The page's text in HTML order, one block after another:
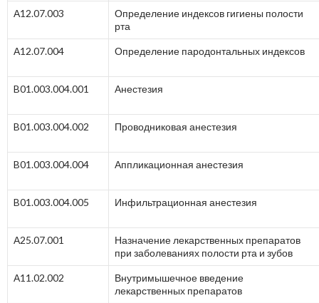
А12.07.003
Определение индексов гигиены полости
рта
А12.07.004 Определение пародонтальных индексов
B01.003.004.001 Анестезия
B01.003.004.002 Проводниковая анестезия
B01.003.004.004 Аппликационная анестезия
B01.003.004.005 Инфильтрационная анестезия
А25.07.001
Назначение лекарственных препаратов
при заболеваниях полости рта и зубов
А11.02.002
Внутримышечное введение
лекарственных препаратов